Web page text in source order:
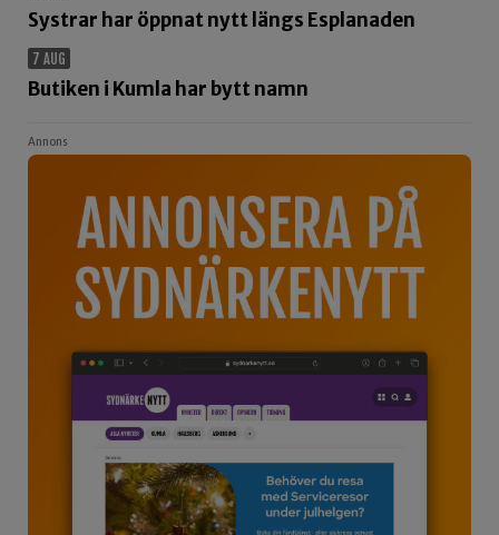
Systrar har öppnat nytt längs Esplanaden
7 AUG
Butiken i Kumla har bytt namn
Annons